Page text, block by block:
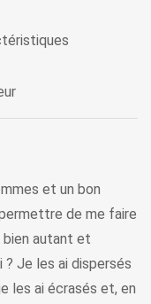
et un bon
de me faire
bien autant et
? Je les ai dispersés
les ai écrasés et, en